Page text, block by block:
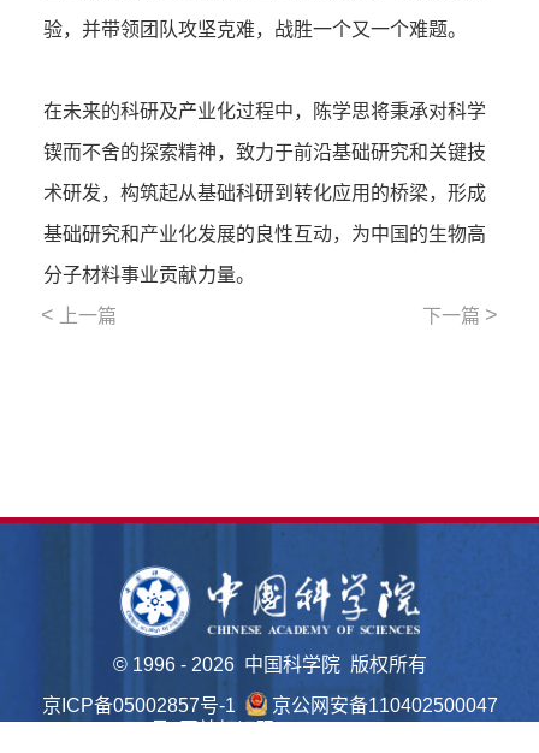
验，并带领团队攻坚克难，战胜一个又一个难题。
在未来的科研及产业化过程中，陈学思将秉承对科学
锲而不舍的探索精神，致力于前沿基础研究和关键技
术研发，构筑起从基础科研到转化应用的桥梁，形成
基础研究和产业化发展的良性互动，为中国的生物高
分子材料事业贡献力量。
< 上一篇 下一篇 >
© 1996 - 2026 中国科学院 版权所有
京ICP备05002857号-1
京公网安备110402500047